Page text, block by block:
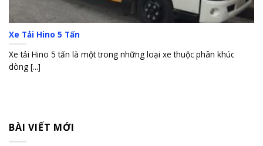
Xe Tải Hino 5 Tấn
Xe tải Hino 5 tấn là một trong những loại xe thuộc phân khúc
dòng [...]
BÀI VIẾT MỚI